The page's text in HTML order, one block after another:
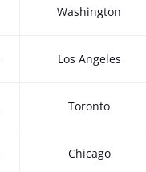
Washington
Los Angeles
Toronto
Chicago